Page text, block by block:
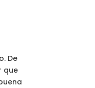
De
que